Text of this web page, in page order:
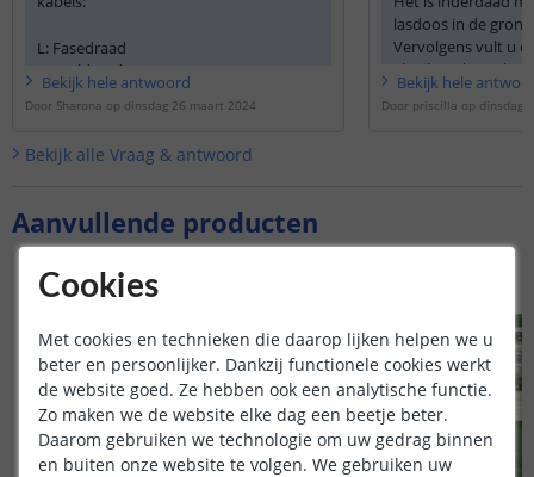
Aanvullende producten
L: Fasedraad
N: Nuldraad
E: Aardedraad
Bekijk hele antwoord
Door Sharona op dinsdag 26 maart 2024
lasdoos in de
Vervolgens vult u
vloeibare
uitgehard, heeft u
gemaakt. Deze
Bekijk hele
Door priscilla op dinsdag
Bekijk alle Vraag & antwoord
Cookies
Met cookies en technieken die daarop lijken helpen we u
beter en persoonlijker. Dankzij functionele cookies werkt
de website goed. Ze hebben ook een analytische functie.
Zo maken we de website elke dag een beetje beter.
Daarom gebruiken we technologie om uw gedrag binnen
en buiten onze website te volgen. We gebruiken uw